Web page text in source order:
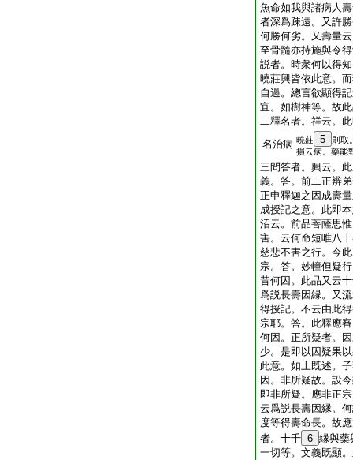
魚命如我與諸病人
者深爲疎遠。又許
何勝何劣。又壽量
至骨髓亦持施與令
説者。時衆何以得
曉莊興皆依此意。
自過。總言欲顯得
宜。如樹神等。故
二釋名者。祥云。
名治病 曉莊 5
則取
損云病。藥能
三問答者。興云。
義。答。前二正辨
正申釋迦之因成壽
成授記之意。此即
沼云。前品菩薩思
害。云何命短唯八
慈悲不害之行。今
宗。答。妙幢但疑
昔何因。此品又云
爲説長壽因縁。又
得授記。不云由此
宗耶。答。此釋應
何因。正所疑者。
少。是即以因疑果
此意。如上既述。
因。非所疑故。設
即非所疑。應非正
云爲説長壽因縁。
度等得壽命長。故
者。十千 6 縁與藥
一切等。文義既顯